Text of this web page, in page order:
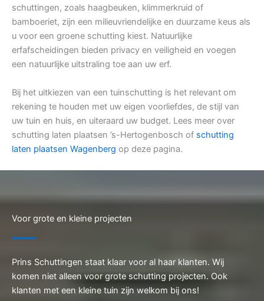
schuttingen, zoals haagbeuken, klimmerkruid of
bamboeriet, zijn een milieuvriendelijke en duurzame keus als
u voor een groene schutting kiest. Natuurlijke
erfafscheidingen bieden privacy en veiligheid en voegen
een natuurlijke uitstraling toe aan uw erf.
Bij het uitkiezen van een tuinschutting is het relevant om
rekening te houden met uw eigen voorliefdes, de stijl van
uw tuin en huis, en uiteraard uw budget. Lees meer over
schutting laten plaatsen ’s-Hertogenbosch of schutting
laten plaatsen Wagenberg op deze pagina.
Voor grote en kleine projecten
Prins Schuttingen staat klaar voor al haar klanten. Wij
komen niet alleen voor grote schutting projecten. Ook
klanten met een kleine tuin zijn welkom bij ons!